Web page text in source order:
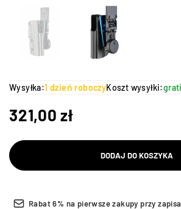
Wysyłka:1 dzień roboczyKoszt wysyłki:
321,00zł
DODAJ DO KOSZYKA
Rabat 6% na pierwsze zakupy przy